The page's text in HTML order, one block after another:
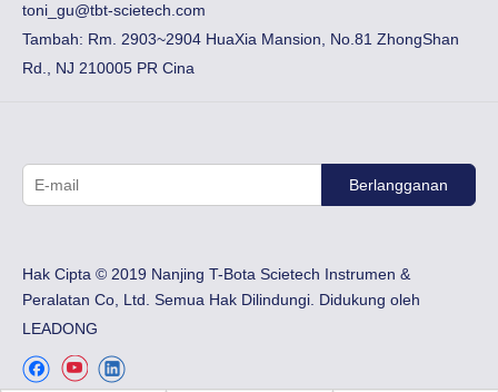
toni_gu@tbt-scietech.com
Tambah: Rm. 2903~2904 HuaXia Mansion, No.81 ZhongShan
Rd., NJ 210005 PR Cina
Berlangganan
Hak Cipta © 2019 Nanjing T-Bota Scietech Instrumen &
Peralatan Co, Ltd. Semua Hak Dilindungi. Didukung oleh
LEADONG